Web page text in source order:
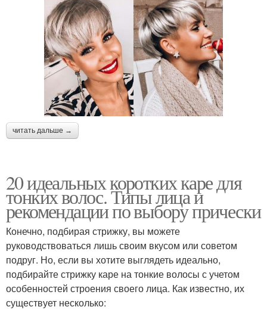
читать дальше →
20 идеальных коротких каре для
тонких волос. Типы лица и
рекомендации по выбору прически
Конечно, подбирая стрижку, вы можете
руководствоваться лишь своим вкусом или советом
подруг. Но, если вы хотите выглядеть идеально,
подбирайте стрижку каре на тонкие волосы с учетом
особенностей строения своего лица. Как известно, их
существует несколько: